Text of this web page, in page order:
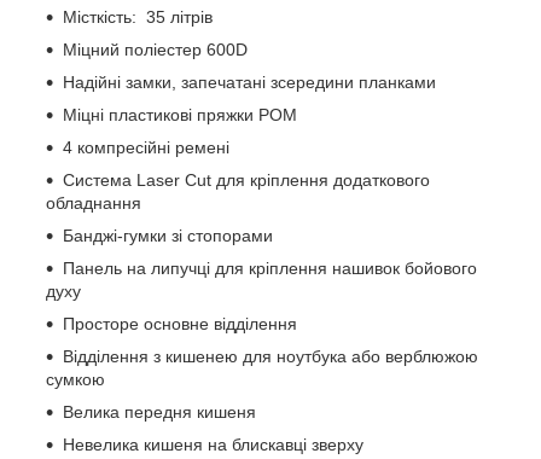
Місткість: 35 літрів
Міцний поліестер 600D
Надійні замки, запечатані зсередини планками
Міцні пластикові пряжки POM
4 компресійні ремені
Система Laser Cut для кріплення додаткового
обладнання
Банджі-гумки зі стопорами
Панель на липучці для кріплення нашивок бойового
духу
Просторе основне відділення
Відділення з кишенею для ноутбука або верблюжою
сумкою
Велика передня кишеня
Невелика кишеня на блискавці зверху